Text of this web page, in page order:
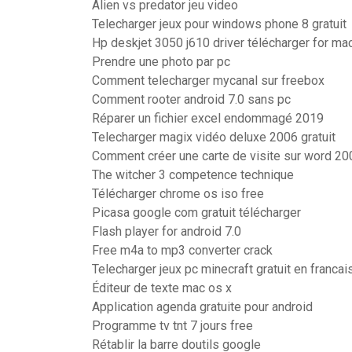
Alien vs predator jeu video
Telecharger jeux pour windows phone 8 gratuit
Hp deskjet 3050 j610 driver télécharger for
Prendre une photo par pc
Comment telecharger mycanal sur freebox
Comment rooter android 7.0 sans pc
Réparer un fichier excel endommagé 2019
Telecharger magix vidéo deluxe 2006 gratuit
Comment créer une carte de visite sur word
The witcher 3 competence technique
Télécharger chrome os iso free
Picasa google com gratuit télécharger
Flash player for android 7.0
Free m4a to mp3 converter crack
Telecharger jeux pc minecraft gratuit en
Éditeur de texte mac os x
Application agenda gratuite pour android
Programme tv tnt 7 jours free
Rétablir la barre doutils google